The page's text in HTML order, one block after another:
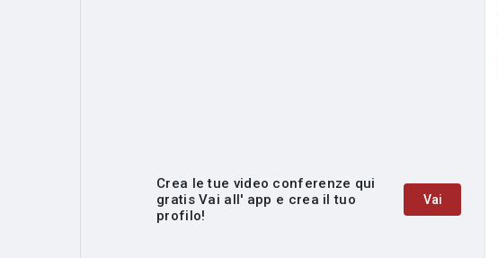
Crea le tue video conferenze qui
gratis Vai all' app e crea il tuo
profilo!
Vai